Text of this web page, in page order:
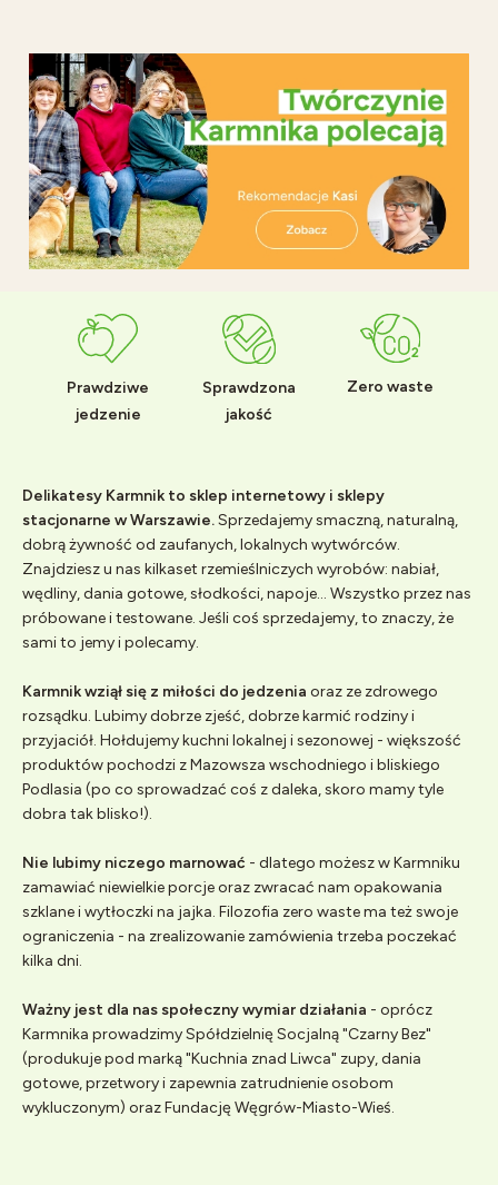
Prawdziwe
jedzenie
Sprawdzona
jakość
Zero waste
Delikatesy Karmnik to sklep internetowy i sklepy
stacjonarne w Warszawie.Sprzedajemy smaczną, naturalną,
dobrą żywność od zaufanych, lokalnych wytwórców.
Znajdziesz u nas kilkaset rzemieślniczych wyrobów: nabiał,
wędliny, dania gotowe, słodkości, napoje... Wszystko przez nas
próbowane i testowane. Jeśli coś sprzedajemy, to znaczy, że
sami to jemy i polecamy.
Karmnik wziął się z miłości do jedzenia oraz ze zdrowego
rozsądku. Lubimy dobrze zjeść, dobrze karmić rodziny i
przyjaciół. Hołdujemy kuchni lokalnej i sezonowej - większość
produktów pochodzi z Mazowsza wschodniego i bliskiego
Podlasia (po co sprowadzać coś z daleka, skoro mamy tyle
dobra tak blisko!).
Nie lubimy niczego marnować - dlatego możesz w Karmniku
zamawiać niewielkie porcje oraz zwracać nam opakowania
szklane i wytłoczki na jajka. Filozofia zero waste ma też swoje
ograniczenia - na zrealizowanie zamówienia trzeba poczekać
kilka dni.
Ważny jest dla nas społeczny wymiar działania - oprócz
Karmnika prowadzimy Spółdzielnię Socjalną "Czarny Bez"
(produkuje pod marką "Kuchnia znad Liwca" zupy, dania
gotowe, przetwory i zapewnia zatrudnienie osobom
wykluczonym) oraz Fundację Węgrów-Miasto-Wieś.